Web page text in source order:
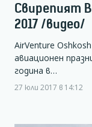
Свирепият
2017 /видео/
AirVenture
авиационен
година в…
27 юли 2017 в 14:12